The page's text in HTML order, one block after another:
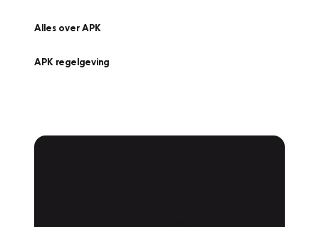
Alles over APK
APK regelgeving